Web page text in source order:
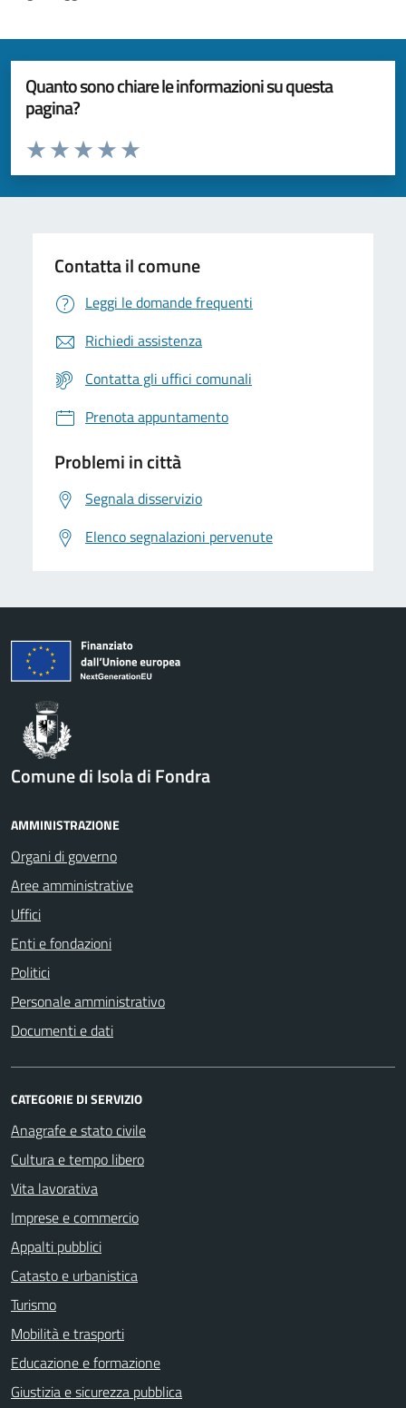
Quanto sono chiare le informazioni su questa
pagina?
Valuta da 1 a 5 stelle la pagina
Valuta 5 stelle su 5
Valuta 4 stelle su 5
Valuta 3 stelle su 5
Valuta 2 stelle su 5
Valuta 1 stelle su 5
Contatta il comune
Leggi le domande frequenti
Richiedi assistenza
Contatta gli uffici comunali
Prenota appuntamento
Problemi in città
Segnala disservizio
Elenco segnalazioni pervenute
Comune di Isola di Fondra
AMMINISTRAZIONE
Organi di governo
Aree amministrative
Uffici
Enti e fondazioni
Politici
Personale amministrativo
Documenti e dati
CATEGORIE DI SERVIZIO
Anagrafe e stato civile
Cultura e tempo libero
Vita lavorativa
Imprese e commercio
Appalti pubblici
Catasto e urbanistica
Turismo
Mobilità e trasporti
Educazione e formazione
Giustizia e sicurezza pubblica